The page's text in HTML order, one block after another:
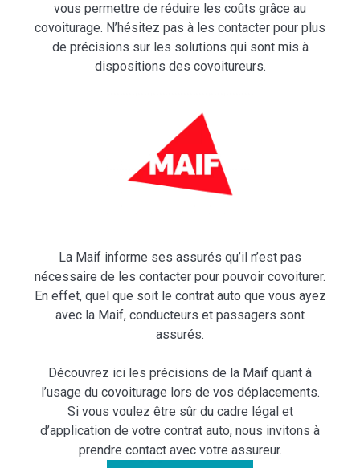
vous permettre de réduire les coûts grâce au
covoiturage. N’hésitez pas à les contacter pour plus
de précisions sur les solutions qui sont mis à
dispositions des covoitureurs.
La Maif informe ses assurés qu’il n’est pas
nécessaire de les contacter pour pouvoir covoiturer.
En effet, quel que soit le contrat auto que vous ayez
avec la Maif, conducteurs et passagers sont
assurés.
Découvrez ici les précisions de la Maif quant à
l’usage du covoiturage lors de vos déplacements.
Si vous voulez être sûr du cadre légal et
d’application de votre contrat auto, nous invitons à
prendre contact avec votre assureur.